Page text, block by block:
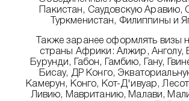
Пакистан, Саудовскую Аравию,
Туркменистан, Филиппины и
Также заранее оформлять визы
страны Африки: Алжир, Анголу,
Бурунди, Габон, Гамбию, Гану,
Бисау, ДР Конго,
Камерун, Конго, Кот-Д'ивуар,
Ливию, Мавританию, Малави,